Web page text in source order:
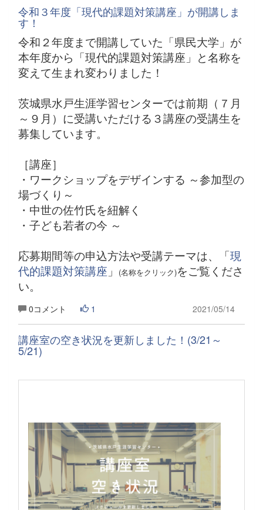
令和３年度「現代的課題対策講座」が開講しま
す！
令和２年度まで開講していた「県民大学」が
本年度から「現代的課題対策講座」と名称を
変えて生まれ変わりました！
茨城県水戸生涯学習センターでは前期（７月
～９月）に受講いただける３講座の受講生を
募集しています。
［講座］
・ワークショップをデザインする ～参加型の
場づくり～
・中世の佐竹氏を紐解く
・子ども若者の今 ～
応募期間等の申込方法や受講テーマは、「現
代的課題対策講座 」 (名称をクリック)をご覧くださ
い。
0コメント 1 2021/05/14
講座室の空き状況を更新しました！(3/21～
5/21)